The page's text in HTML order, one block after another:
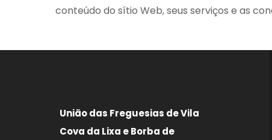
conteúdo do sítio Web, seus serviços e as
União das Freguesias de Vila
Cova da Lixa e Borba de